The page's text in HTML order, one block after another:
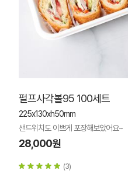
펄프사각볼95 100세트
225x130xh50mm
샌드위치도 이쁘게 포장해보았어요~
28,000원
(3)